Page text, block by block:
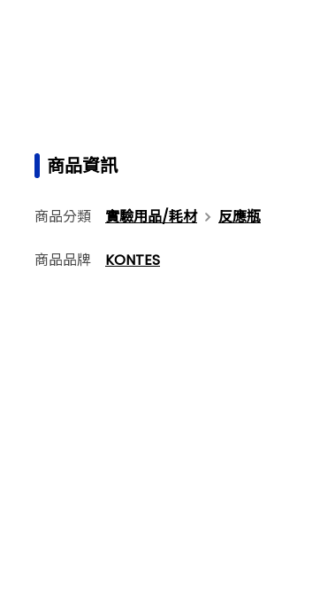
商品資訊
商品分類 實驗用品/耗材 反應瓶
商品品牌 KONTES